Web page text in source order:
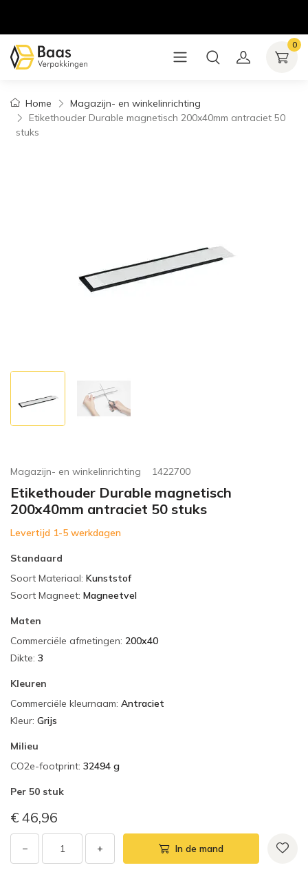
0
Home
Magazijn- en winkelinrichting
Etikethouder Durable magnetisch 200x40mm antraciet 50
stuks
Magazijn- en winkelinrichting 1422700
Etikethouder Durable magnetisch
200x40mm antraciet 50 stuks
Levertijd 1-5 werkdagen
Standaard
Soort Materiaal: Kunststof
Soort Magneet: Magneetvel
Maten
Commerciële afmetingen: 200x40
Dikte: 3
Kleuren
Commerciële kleurnaam: Antraciet
Kleur: Grijs
Milieu
CO2e-footprint: 32494 g
Per 50 stuk
€ 46,96
− + In de mand